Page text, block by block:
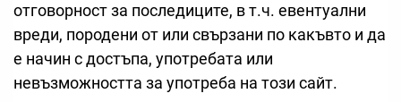
отговорност за последиците, в т.ч. евентуални
вреди, породени от или свързани по какъвто и да
е начин с достъпа, употребата или
невъзможността за употреба на този сайт.